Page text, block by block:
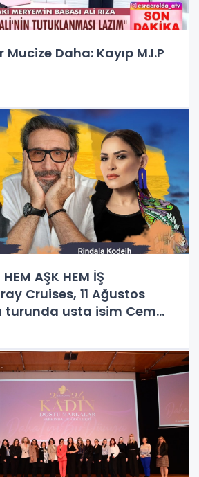
Mucize Daha: Kayıp M.I.P
AŞK HEM İŞ
Cruises, 11 Ağustos
turunda usta isim Cem